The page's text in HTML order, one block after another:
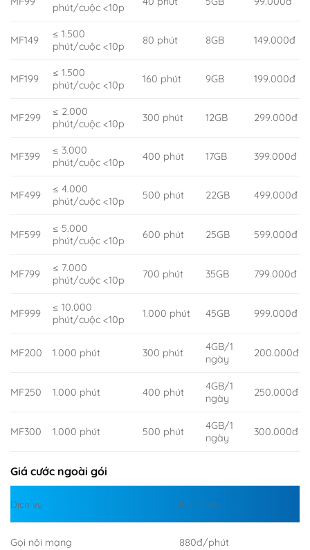
phút/cuộc <10p
MF149
≤ 1.500
phút/cuộc <10p
80 phút 8GB 149.000đ
MF199
≤ 1.500
phút/cuộc <10p
160 phút 9GB 199.000đ
MF299
≤ 2.000
phút/cuộc <10p
300 phút 12GB 299.000đ
MF399
≤ 3.000
phút/cuộc <10p
400 phút 17GB 399.000đ
MF499
≤ 4.000
phút/cuộc <10p
500 phút 22GB 499.000đ
MF599
≤ 5.000
phút/cuộc <10p
600 phút 25GB 599.000đ
MF799
≤ 7.000
phút/cuộc <10p
700 phút 35GB 799.000đ
MF999
≤ 10.000
phút/cuộc <10p
1.000 phút 45GB 999.000đ
MF200 1.000 phút 300 phút
4GB/1
ngày
200.000đ
MF250 1.000 phút 400 phút
4GB/1
ngày
250.000đ
MF300 1.000 phút 500 phút
4GB/1
ngày
300.000đ
Giá cước ngoài gói
Dịch vụ Mức cước
Gọi nội mạng 880đ/phút